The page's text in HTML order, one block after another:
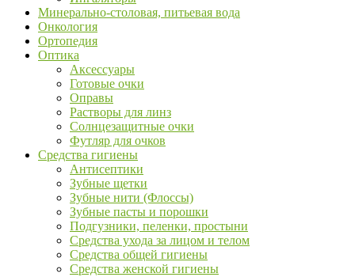
Минерально-столовая, питьевая вода
Онкология
Ортопедия
Оптика
Аксессуары
Готовые очки
Оправы
Растворы для линз
Солнцезащитные очки
Футляр для очков
Средства гигиены
Антисептики
Зубные щетки
Зубные нити (Флоссы)
Зубные пасты и порошки
Подгузники, пеленки, простыни
Средства ухода за лицом и телом
Средства общей гигиены
Средства женской гигиены